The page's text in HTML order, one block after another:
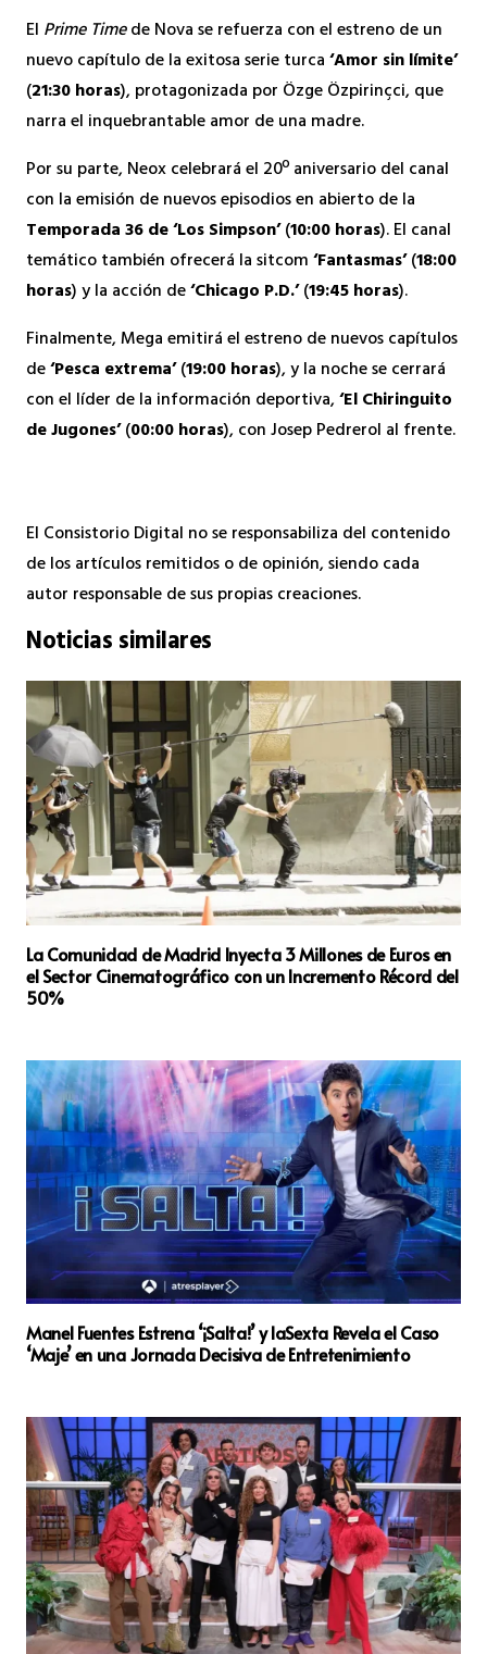
El Prime Timede Nova se refuerza con el estreno de un
nuevo capítulo de la exitosa serie turca‘Amor sin límite’
(21:30 horas), protagonizada por Özge Özpirinçci, que
narra el inquebrantable amor de una madre.
Por su parte, Neox celebrará el 20º aniversario del canal
con la emisión de nuevos episodios en abierto de la
Temporada 36 de ‘Los Simpson’(10:00 horas). El canal
temático también ofrecerá la sitcom‘Fantasmas’(18:00
horas) y la acción de‘Chicago P.D.’(19:45 horas).
Finalmente, Mega emitirá el estreno de nuevos capítulos
de‘Pesca extrema’(19:00 horas), y la noche se cerrará
con el líder de la información deportiva,‘El Chiringuito
de Jugones’(00:00 horas), con Josep Pedrerol al frente.
El Consistorio Digital no se responsabiliza del contenido
de los artículos remitidos o de opinión, siendo cada
autor responsable de sus propias creaciones.
Noticias similares
La Comunidad de Madrid Inyecta 3 Millones de Euros en
el Sector Cinematográfico con un Incremento Récord del
50%
Manel Fuentes Estrena ‘¡Salta!’ y laSexta Revela el Caso
‘Maje’ en una Jornada Decisiva de Entretenimiento